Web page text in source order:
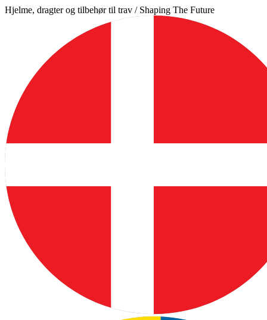
Videre
Hjelme, dragter og tilbehør til trav / Shaping The Future